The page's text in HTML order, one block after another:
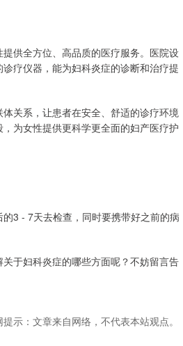
供全方位、高品质的医疗服务。医院设
疗仪器，能为妇科炎症的诊断和治疗提
关系，让患者在安全、舒适的诊疗环境
为女性提供更科学更全面的妇产医疗护
3 - 7天去检查，同时要携带好之前的病
于妇科炎症的哪些方面呢？不妨留言告
示：文章来自网络，不代表本站观点。
300 4651.31 -6.85 -0.15%